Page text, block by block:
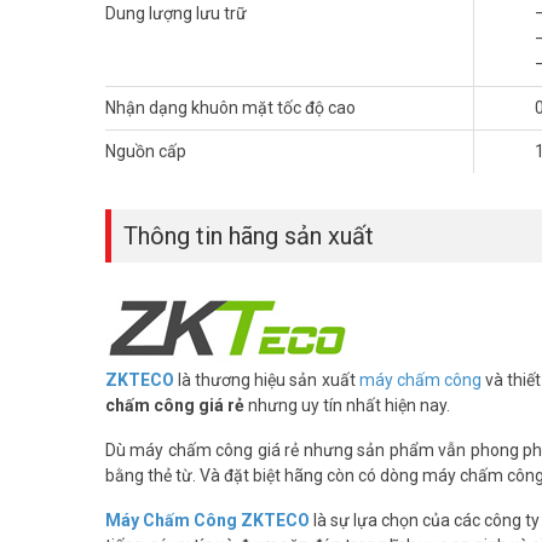
Dòng ProFace X hỗ trợ cả xác minh khuôn mặt và lòng
mọi mặt. Thiết bị được hỗ trợ bởi CPU tùy biến ZKTeco
Đặc điểm của thiết bị nhận diện khuôn
Mẫu khuôn mặt lên tới 50,000 – công suất mạnh
Thời gian nhận diện dưới 0,3 giây
Khả năng chống hầu hết các giả mạo khuôn mặt/
Điều kiện hoạt động -30°C to 60°C, tiêu chuẩn
bên ngoài.
Khả năng nhận dạng khuôn mặt của dòng sản phẩm
đa 50.000 mẫu khuôn mặt, tốc độ nhận dạng dưới 0,3
Như đã đề cập ở trên, dòngthiết bị nhận diện khuôn mặt
Công ty Vũ Hoàng Telecom chuyên phân phối và lắp đặt
Dung lượng lưu trữ
Nhận dạng khuôn mặt tốc độ cao
Nguồn cấp
Thông tin hãng sản xuất
ZKTECO là thương hiệu sản xuấtmáy chấm công và
chấm công giá rẻnhưng uy tín nhất hiện nay.
Dù máy chấm công giá rẻ nhưng sản phẩm vẫn phong
bằng thẻ từ. Và đặt biệt hãng còn có dòng máy chấm
Máy Chấm Công ZKTECO là sự lựa chọn của các công